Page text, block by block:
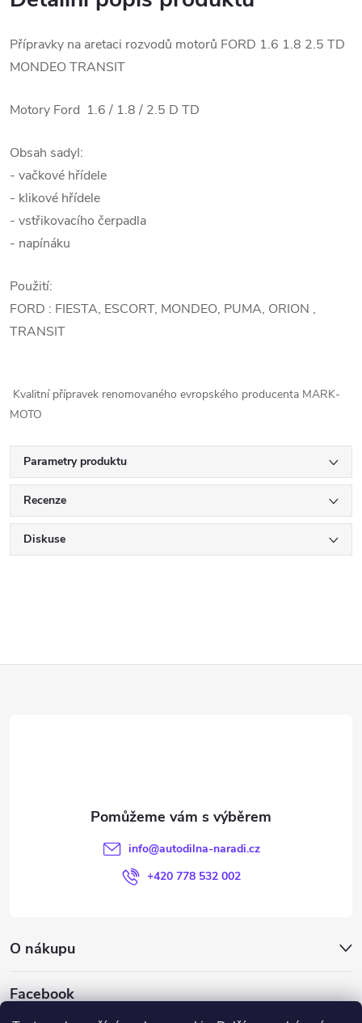
Přípravky na aretaci rozvodů motorů FORD 1.6 1.8 2.5 TD
MONDEO TRANSIT
Motory Ford 1.6 / 1.8 / 2.5 D TD
Obsah sadyI:
- vačkové hřídele
- klikové hřídele
- vstřikovacího čerpadla
- napínáku
Použití:
FORD : FIESTA, ESCORT, MONDEO, PUMA, ORION ,
TRANSIT
Kvalitní přípravek renomovaného evropského producenta MARK-
MOTO
Parametry produktu
Recenze
Diskuse
info@autodilna-naradi.cz
+420 778 532 002
O nákupu
Facebook